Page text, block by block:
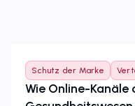
Schutz der Marke
Wie Online-